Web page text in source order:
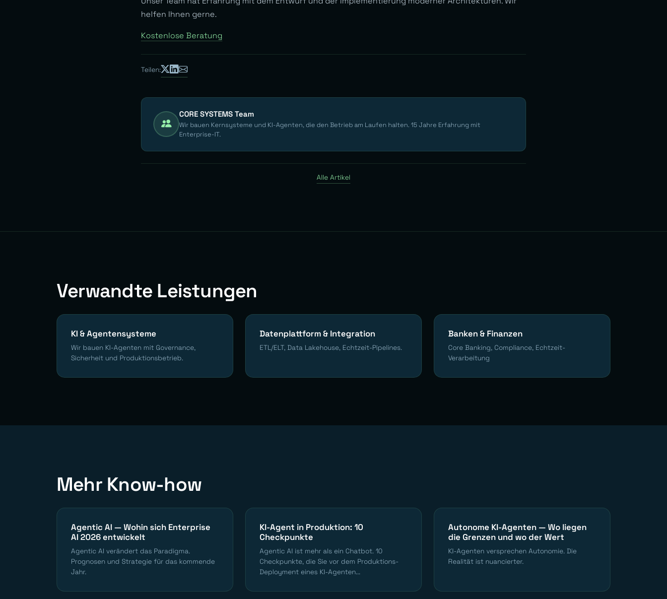
helfen Ihnen gerne.
Kostenlose Beratung
Teilen:
CORE SYSTEMS Team
Wir bauen Kernsysteme und KI-Agenten, die den Betrieb am Laufen halten. 15 Jahre Erfahrung mit
Enterprise-IT.
Alle Artikel
Verwandte Leistungen
KI & Agentensysteme
Wir bauen KI-Agenten mit Governance,
Sicherheit und Produktionsbetrieb.
Datenplattform & Integration
ETL/ELT, Data Lakehouse, Echtzeit-Pipelines.
Banken & Finanzen
Core Banking, Compliance, Echtzeit-
Verarbeitung
Mehr Know-how
Agentic AI — Wohin sich Enterprise
AI 2026 entwickelt
Agentic AI verändert das Paradigma.
Prognosen und Strategie für das kommende
Jahr.
KI-Agent in Produktion: 10
Checkpunkte
Agentic AI ist mehr als ein Chatbot. 10
Checkpunkte, die Sie vor dem Produktions-
Deployment eines KI-Agenten...
Autonome KI-Agenten — Wo liegen
die Grenzen und wo der Wert
KI-Agenten versprechen Autonomie. Die
Realität ist nuancierter.